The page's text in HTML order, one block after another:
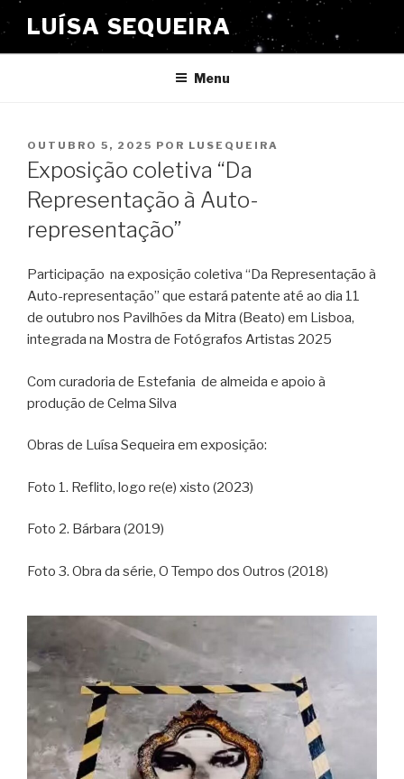
para
o
LUÍSA SEQUEIRA
Menu
PUBLICADO
EM
OUTUBRO 5, 2025 POR LUSEQUEIRA
Exposição coletiva “Da
Representação à Auto-
representação”
Participação na exposição coletiva “Da Representação à
Auto-representação” que estará patente até ao dia 11
de outubro nos Pavilhões da Mitra (Beato) em Lisboa,
integrada na Mostra de Fotógrafos Artistas 2025
Com curadoria de Estefania de almeida e apoio à
produção de Celma Silva
Obras de Luísa Sequeira em exposição:
Foto 1. Reflito, logo re(e) xisto (2023)
Foto 2. Bárbara (2019)
Foto 3. Obra da série, O Tempo dos Outros (2018)